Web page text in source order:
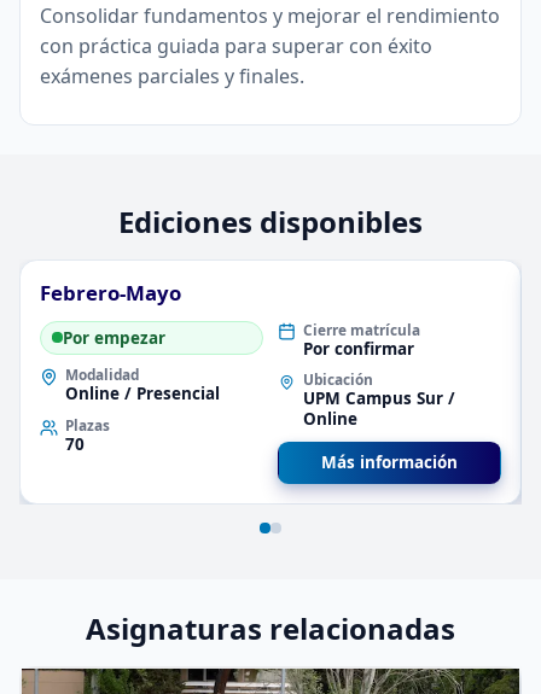
Consolidar fundamentos y mejorar el rendimiento
con práctica guiada para superar con éxito
exámenes parciales y finales.
Ediciones disponibles
Febrero-Mayo
Por empezar
Modalidad
Online / Presencial
Plazas
70
Cierre matrícula
Por confirmar
Ubicación
UPM Campus Sur /
Online
Más información
Asignaturas relacionadas